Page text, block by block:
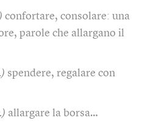
confortare, consolare: una
parole che allargano il
spendere, regalare con
allargare la borsa…